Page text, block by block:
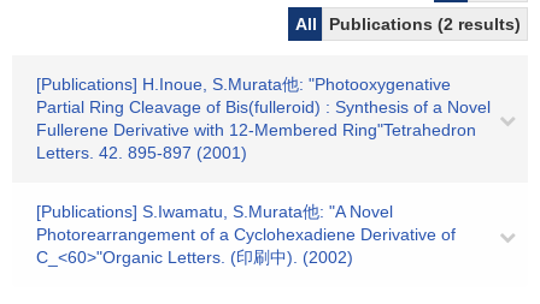
All
Publications (2 results)
[Publications] H.Inoue, S.Murata他: "Photooxygenative
Partial Ring Cleavage of Bis(fulleroid) : Synthesis of a Novel
Fullerene Derivative with 12-Membered Ring"Tetrahedron
Letters. 42. 895-897 (2001)
[Publications] S.Iwamatu, S.Murata他: "A Novel
Photorearrangement of a Cyclohexadiene Derivative of
C_<60>"Organic Letters. (印刷中). (2002)